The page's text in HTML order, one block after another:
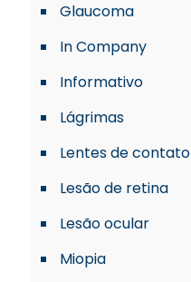
Glaucoma
In Company
Informativo
Lágrimas
Lentes de contato
Lesão de retina
Lesão ocular
Miopia